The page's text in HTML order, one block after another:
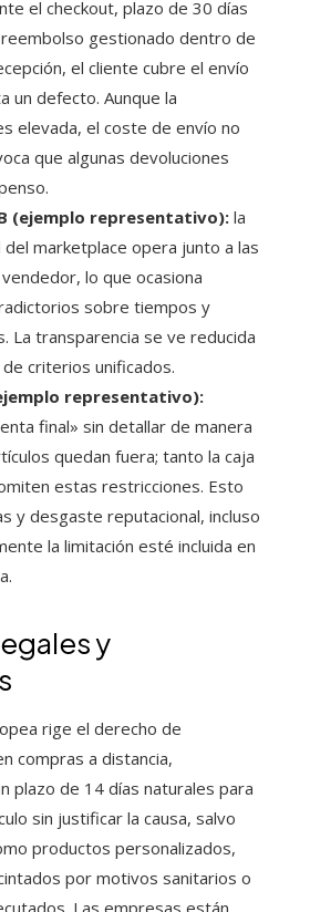
el checkout, plazo de 30 días
gestionado dentro de
el cliente cubre el envío
un defecto. Aunque la
elevada, el coste de envío no
que algunas devoluciones
(ejemplo representativo): la
marketplace opera junto a las
lo que ocasiona
sobre tiempos y
La transparencia se ve reducida
criterios unificados.
representativo):
final» sin detallar de manera
quedan fuera; tanto la caja
estas restricciones. Esto
y desgaste reputacional, incluso
la limitación esté incluida en
y
rige el derecho de
compras a distancia,
plazo de 14 días naturales para
sin justificar la causa, salvo
productos personalizados,
por motivos sanitarios o
Las empresas están